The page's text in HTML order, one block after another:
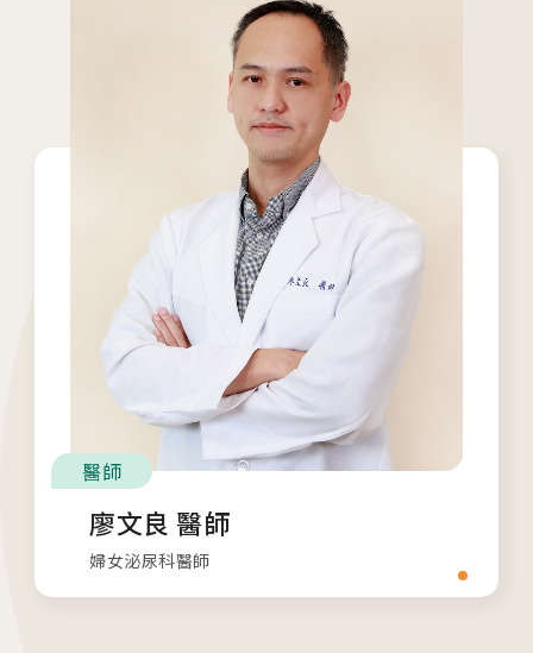
醫師
廖文良 醫師
婦女泌尿科醫師